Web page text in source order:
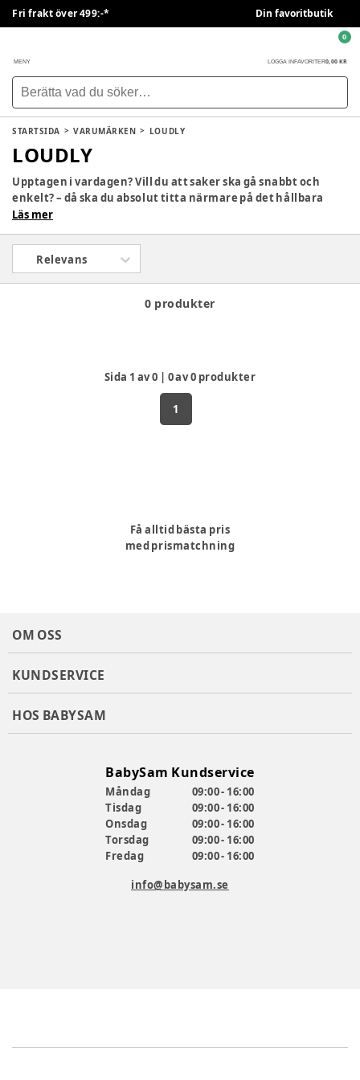
Fri frakt över 499:-* Din favoritbutik
MENY LOGGA IN FAVORITER0,00 KR
0
STARTSIDA VARUMÄRKEN LOUDLY
LOUDLY
Upptagen i vardagen? Vill du att saker ska gå snabbt och
enkelt? – då ska du absolut titta närmare på det hållbara
utbudet från LOUDLY. Allt från klänningar, kjolar, byxor, T-
vardagen. Barnkläderna är gjorda av ekologisk bomull med
fokus på hållbarhet genom hela värdekedjan. Tanken
bakom LOUDLYs design är att undvika krävande aktiviteter
Läs mer
Relevans
0 produkter
Sida 1 av0 | 0av0 produkter
1
Få alltid bästa pris
med prismatchning
OM OSS
KUNDSERVICE
HOS BABYSAM
BabySam Kundservice
Måndag
09:00 - 16:00
Tisdag
09:00 - 16:00
Onsdag
09:00 - 16:00
Torsdag
09:00 - 16:00
Fredag
09:00 - 16:00
info@babysam.se